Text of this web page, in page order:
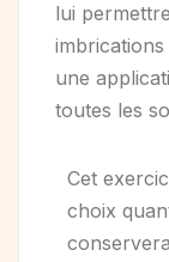
lui
une
toutes les
Cet
choix